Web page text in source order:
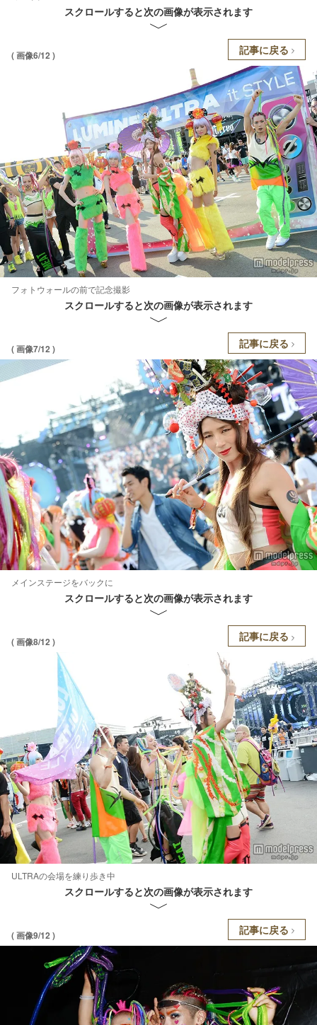
スクロールすると次の画像が表示されます
( 画像6/12 ) 記事に戻る
フォトウォールの前で記念撮影
スクロールすると次の画像が表示されます
( 画像7/12 ) 記事に戻る
メインステージをバックに
スクロールすると次の画像が表示されます
( 画像8/12 ) 記事に戻る
ULTRAの会場を練り歩き中
スクロールすると次の画像が表示されます
( 画像9/12 ) 記事に戻る